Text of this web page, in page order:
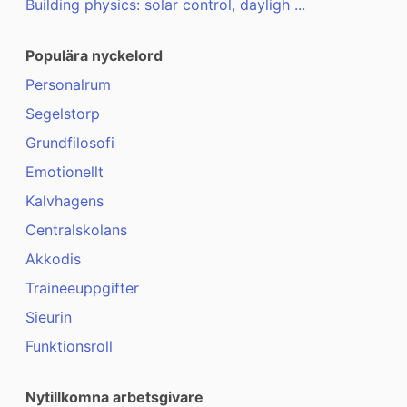
Building physics: solar control, dayligh ...
Populära nyckelord
Personalrum
Segelstorp
Grundfilosofi
Emotionellt
Kalvhagens
Centralskolans
Akkodis
Traineeuppgifter
Sieurin
Funktionsroll
Nytillkomna arbetsgivare